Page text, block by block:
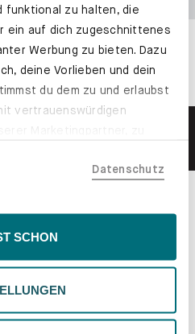
funktional zu halten, die
ein auf dich zugeschnittenes
Werbung zu bieten. Dazu
deine Vorlieben und dein
du dem zu und erlaubst
vertrauenswürdigen
USA, verarbeitet werden
Wähle
deine Wahl jederzeit
findest du in unserer
Datenschutz
SCHON